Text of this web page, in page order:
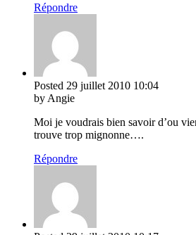
Répondre
Posted 29 juillet 2010 10:04
by Angie
Moi je voudrais bien savoir d’ou
trouve trop mignonne….
Répondre